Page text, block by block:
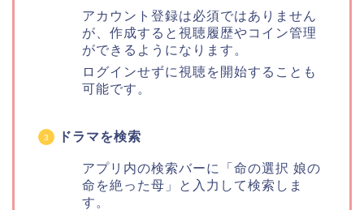
アカウント登録は必須ではありません
が、作成すると視聴履歴やコイン管理
ができるようになります。
ログインせずに視聴を開始することも
可能です。
ドラマを検索
アプリ内の検索バーに「命の選択 娘の
命を絶った母」と入力して検索しま
す。